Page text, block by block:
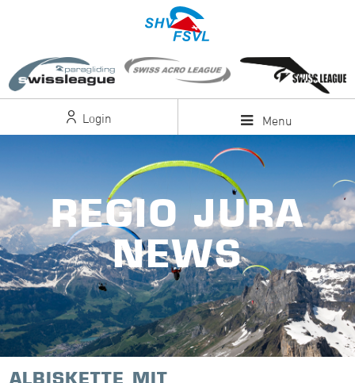
Login Menu
REGIO JURA
NEWS
ALBISKETTE MIT